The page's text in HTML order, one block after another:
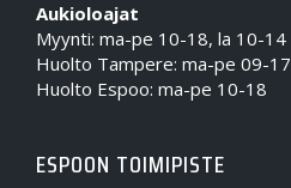
Aukioloajat
Myynti: ma-pe 10-18, la 10-14
Huolto Tampere: ma-pe 09-17
Huolto Espoo: ma-pe 10-18
ESPOON TOIMIPISTE